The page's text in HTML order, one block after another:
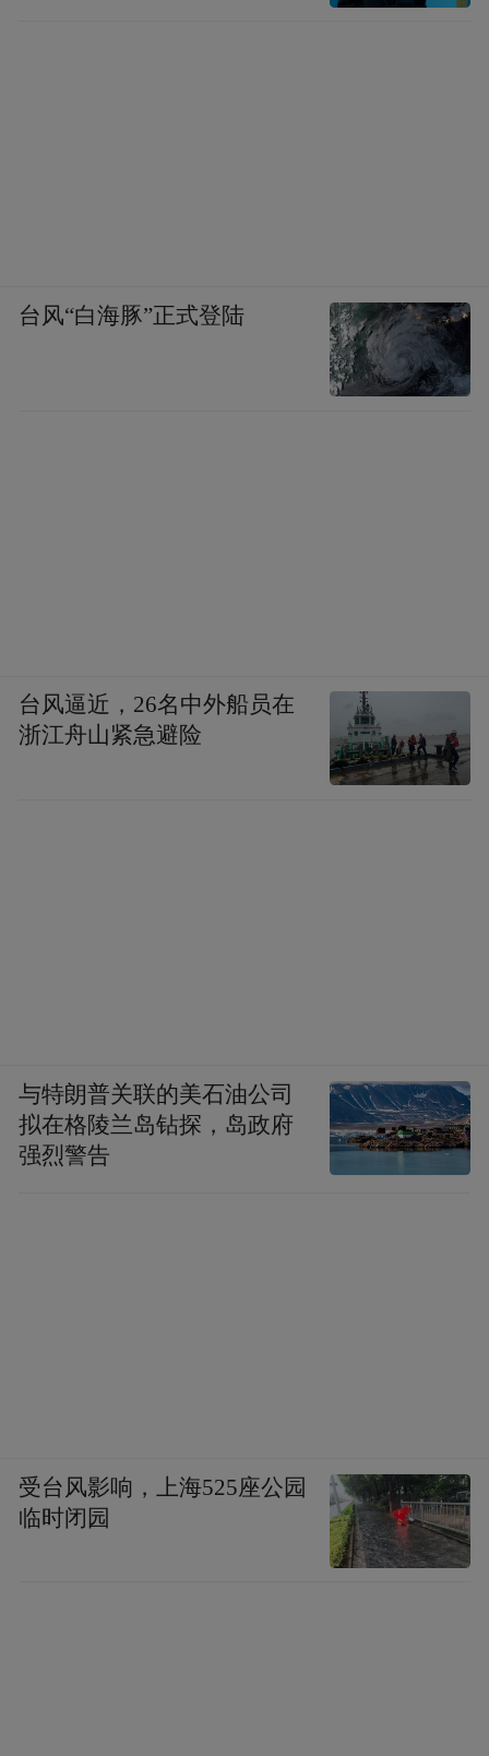
台风“白海豚”正式登陆
台风逼近，26名中外船员在
浙江舟山紧急避险
与特朗普关联的美石油公司
拟在格陵兰岛钻探，岛政府
强烈警告
受台风影响，上海525座公园
临时闭园